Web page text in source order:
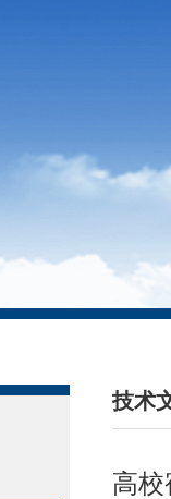
技术
/
高